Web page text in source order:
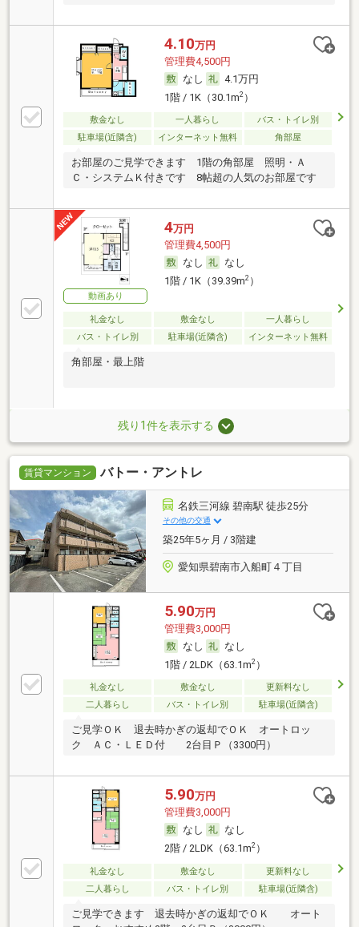
4.10万円
管理費4,500円
なし
4.1万円
1階 / 1K（30.1m2）
敷金なし 一人暮らし
バス・トイレ別
駐車場(近隣含)
インターネット無料 角部屋
お部屋のご見学できます 1階の角部屋 照明・Ａ
Ｃ・システムＫ付きです 8帖超の人気のお部屋です
動画あり
4万円
管理費4,500円
なし
なし
1階 / 1K（39.39m2）
礼金なし 敷金なし
一人暮らし
バス・トイレ別
駐車場(近隣含) インターネット無料
角部屋・最上階
残り1件を表示する
賃貸マンション バトー・アントレ
名鉄三河線 碧南駅 徒歩25分
その他の交通
築25年5ヶ月 / 3階建
愛知県碧南市入船町４丁目
5.90万円
管理費3,000円
なし
なし
1階 / 2LDK（63.1m2）
礼金なし 敷金なし
更新料なし
二人暮らし
バス・トイレ別 駐車場(近隣含)
ご見学ＯＫ 退去時かぎの返却でＯＫ オートロッ
ク ＡＣ・ＬＥＤ付 2台目Ｐ（3300円）
5.90万円
管理費3,000円
なし
なし
2階 / 2LDK（63.1m2）
礼金なし 敷金なし
更新料なし
二人暮らし
バス・トイレ別 駐車場(近隣含)
ご見学できます 退去時かぎの返却でＯＫ オート